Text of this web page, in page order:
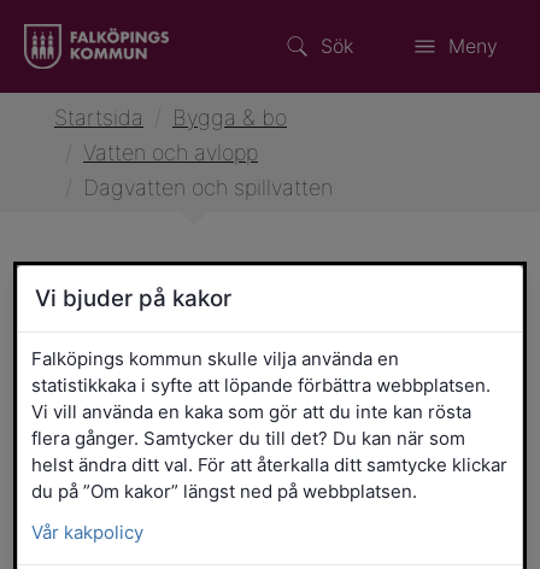
Sök Meny
Startsida
Bygga & bo
Vatten och avlopp
Dagvatten och spillvatten
Dagvatten och spillvatten
Enskilt avlopp
Fördröjning av dagvatten
Vi bjuder på kakor
Falköpings kommun skulle vilja använda en
statistikkaka i syfte att löpande förbättra webbplatsen.
Vi vill använda en kaka som gör att du inte kan rösta
flera gånger. Samtycker du till det? Du kan när som
helst ändra ditt val. För att återkalla ditt samtycke klickar
du på ”Om kakor” längst ned på webbplatsen.
Vår kakpolicy